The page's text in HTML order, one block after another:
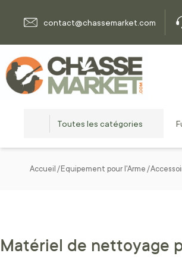
contact@chassemarket.com
Toutes les catégories
Accueil Equipement pour l'Arme
Matériel de nettoyage